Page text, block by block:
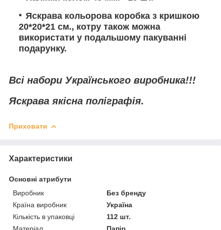
Яскрава кольорова коробка з кришкою
20*20*21 см., котру також можна
використати у подальшому пакуванні
подарунку.
Всі набори Українського виробника!!!
Яскрава якісна поліграфія.
Приховати
Характеристики
Основні атрибути
Виробник
Без бренду
Країна виробник
Україна
Кількість в упаковці
112 шт.
Матеріал
Папір